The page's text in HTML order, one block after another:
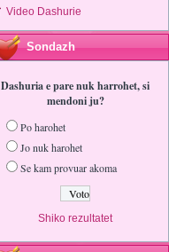
Video Dashurie
Sondazh
Dashuria e pare nuk harrohet, si
mendoni ju?
Po harohet
Jo nuk harohet
Se kam provuar akoma
Shiko rezultatet